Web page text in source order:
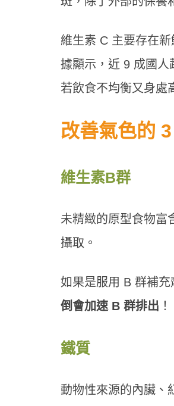
維生素 C 主要存在
據顯示，近 9 成國人
若飲食不均衡又身處
改善氣色的 3
維生素B群
未精緻的原型食物富
攝取。
如果是服用 B 群補充
倒會加速 B 群排出 ！
鐵質
動物性來源的內臟、